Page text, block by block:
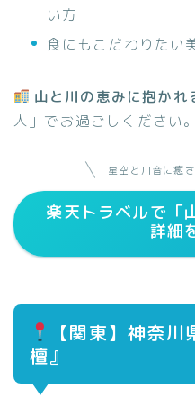
い方
食にもこだわりたい
山と川の恵みに抱かれ
人」でお過ごしください。
星空と川音に癒
楽天トラベルで
詳細
【関東】神奈川
檀』